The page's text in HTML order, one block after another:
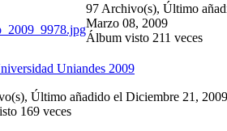
97 Archivo(s), Último
Marzo 08, 2009
Álbum visto 211 veces
Uniandes 2009
Último añadido el Diciembre 21, 2009
169 veces